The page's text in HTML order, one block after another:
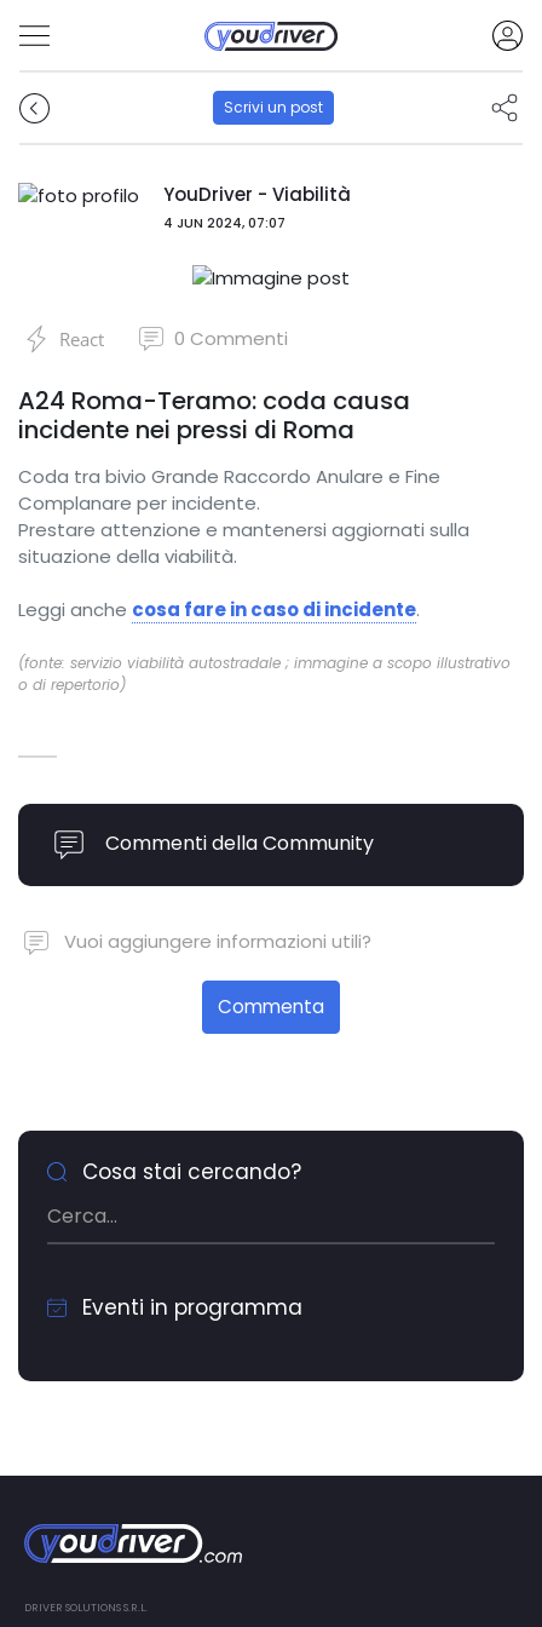
Scrivi un post
YouDriver - Viabilità
4 JUN 2024, 07:07
React 0 Commenti
A24 Roma-Teramo: coda causa
incidente nei pressi di Roma
Coda tra bivio Grande Raccordo Anulare e Fine
Complanare per incidente.
Prestare attenzione e mantenersi aggiornati sulla
situazione della viabilità.
Leggi anche cosa fare in caso di incidente.
(fonte: servizio viabilità autostradale ; immagine a scopo illustrativo
o di repertorio)
Commenti della Community
Vuoi aggiungere informazioni utili?
Commenta
Cosa stai cercando?
Eventi in programma
DRIVER SOLUTIONS S.R.L.